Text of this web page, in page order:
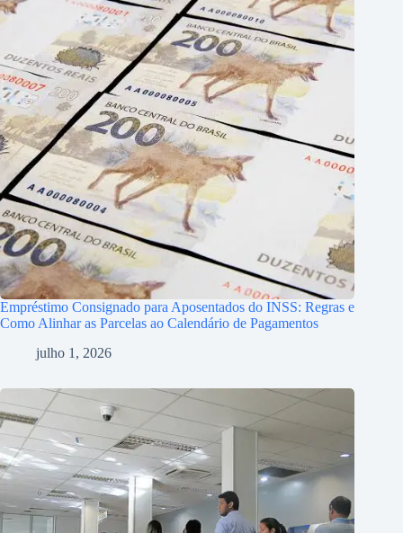
Empréstimo Consignado para Aposentados do INSS: Regras e
Como Alinhar as Parcelas ao Calendário de Pagamentos
julho 1, 2026